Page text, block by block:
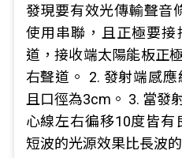
發現要有效光傳輸聲音
使用串聯，且正極要
道，接收端太陽能板正
右聲道。 2. 發射端感
且口徑為3cm。 3. 當發
心線左右徧移10度皆有
短波的光源效果比長波